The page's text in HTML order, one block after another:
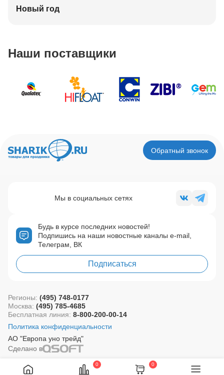
0 0
Новый год
Наши поставщики
Обратный звонок
Будь в курсе последних новостей!
Подпишись на наши новостные каналы e-mail,
Телеграм, ВК
Подписаться
Мы в социальных сетях
АО "Европа уно трейд"
Регионы: (495) 748-0177
Москва: (495) 785-4685
Бесплатная линия: 8-800-200-00-14
Политика конфиденциальности
Сделано в